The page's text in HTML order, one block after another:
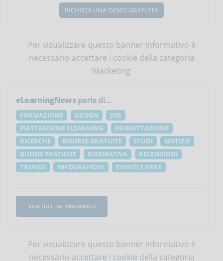
RICHIEDI UNA DEMO GRATUITA
Per visualizzare questo banner informativo è
necessario accettare i cookie della categoria
'Marketing'
eLearningNewsparla di...
FORMAZIONE DESIGN
JOB
PIATTAFORME ELEARNING
PROGETTAZIONE
RICERCHE
RISORSE GRATUITE STUDI
NOTIZIE
BUONE PRATICHE
NORMATIVA
RECENSIONI
TRENDS
INFOGRAFICHE EVENTI E FIERE
VEDI TUTTI GLI ARGOMENTI
Per visualizzare questo banner informativo è
necessario accettare i cookie della categoria